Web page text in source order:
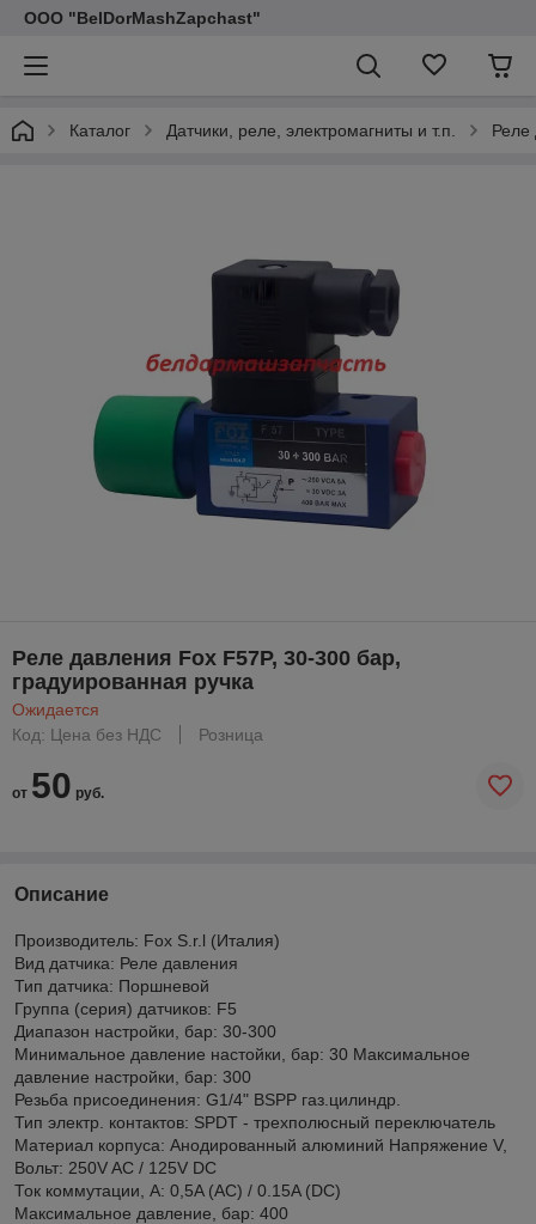
ООО "BelDorMashZapchast"
Каталог Датчики, реле, электромагниты и т.п. Реле
Реле давления Fox F57P, 30-300 бар,
градуированная ручка
Ожидается
Код: Цена без НДС
Розница
от 50 руб.
Описание
Производитель: Fox S.r.l (Италия)
Вид датчика: Реле давления
Тип датчика: Поршневой
Группа (серия) датчиков: F5
Диапазон настройки, бар: 30-300
Минимальное давление настойки, бар: 30 Максимальное
давление настройки, бар: 300
Резьба присоединения: G1/4" BSPP газ.цилиндр.
Тип электр. контактов: SPDT - трехполюсный переключатель
Материал корпуса: Анодированный алюминий Напряжение V,
Вольт: 250V AC / 125V DC
Ток коммутации, А: 0,5A (AC) / 0.15A (DC)
Максимальное давление, бар: 400